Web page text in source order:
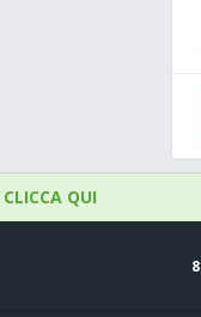
CLICCA QUI